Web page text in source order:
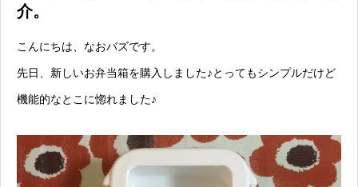
介。
こんにちは、なおバズです。
先日、新しいお弁当箱を購入しました♪とってもシンプルだけど
機能的なとこに惚れました♪